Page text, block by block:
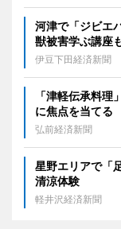
河津で「ジビエ
獣被害学ぶ講座
伊豆下田経済新聞
「津軽伝承料
に焦点を当てる
弘前経済新聞
星野エリアで「
清涼体験
軽井沢経済新聞